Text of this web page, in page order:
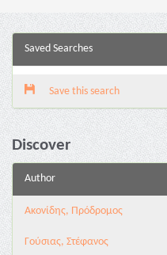
Saved Searches
Save this search
Discover
Author
Ακονίδης, Πρόδρομος
Γούσιας, Στέφανος